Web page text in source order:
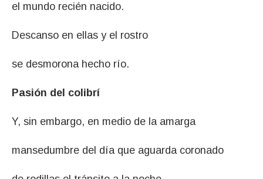
el mundo recién nacido.
Descanso en ellas y el rostro
se desmorona hecho río.
Pasión del colibrí
Y, sin embargo, en medio de la amarga
mansedumbre del día que aguarda coronado